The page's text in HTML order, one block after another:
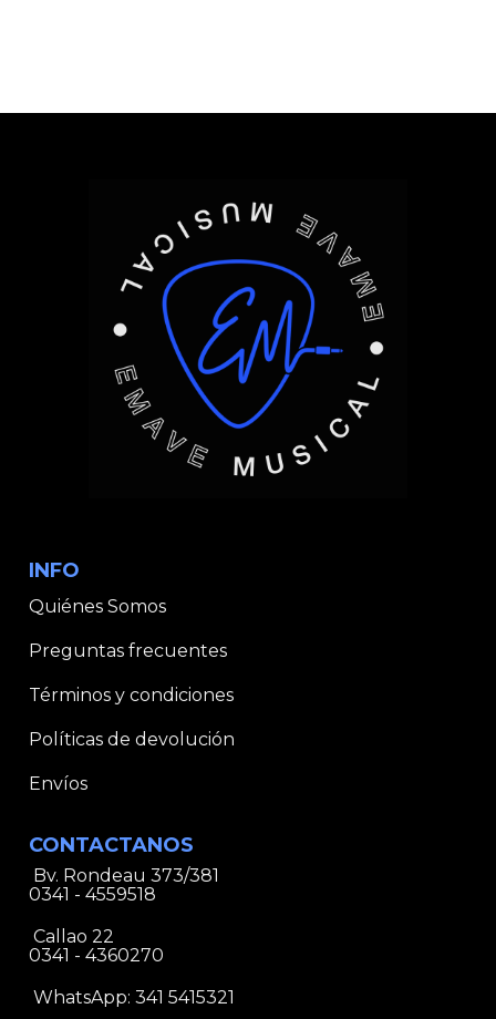
INFO
Quiénes Somos
Preguntas frecuentes
Términos y condiciones
Políticas de devolución
Envíos
CONTACTANOS
Bv. Rondeau 373/381
0341 - 4559518
Callao 22
0341 - 4360270
WhatsApp: 341 5415321